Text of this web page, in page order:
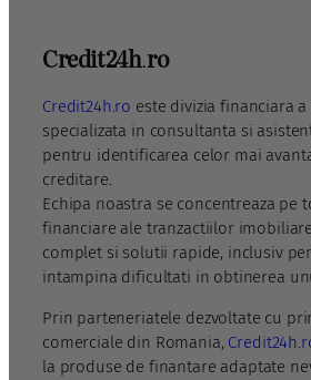
Credit24h.ro
Credit24h.ro este divizia financiara a
specializata in consultanta si
pentru identificarea celor mai
creditare.
Echipa noastra se concentreaza pe
financiare ale tranzactiilor
complet si solutii rapide, inclusiv
intampina dificultati in obtinerea
Prin parteneriatele dezvoltate cu
comerciale din Romania,
la produse de finantare adaptate